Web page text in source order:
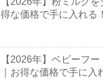
得な価格で手に入れる！
【2026年】ベビーフ
｜お得な価格で手に入